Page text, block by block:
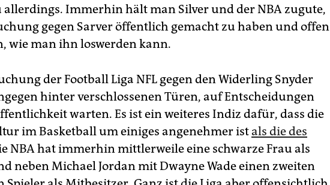
allerdings. Immerhin hält man Silver und der NBA zugute,
gegen Sarver öffentlich gemacht zu haben und offen
wie man ihn loswerden kann.
der Football Liga NFL gegen den Widerling Snyder
hinter verschlossenen Türen, auf Entscheidungen
warten. Es ist ein weiteres Indiz dafür, dass die
im Basketball um einiges angenehmer ist als die des
NBA hat immerhin mittlerweile eine schwarze Frau als
neben Michael Jordan mit Dwayne Wade einen zweiten